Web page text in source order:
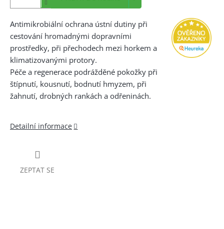
Antimikrobiální ochrana ústní dutiny při
cestování hromadnými dopravními
prostředky, při přechodech mezi horkem a
klimatizovanými protory.
Péče a regenerace podrážděné pokožky při
štípnutí, kousnutí, bodnutí hmyzem, při
žahnutí, drobných rankách a odřeninách.
Detailní informace
ZEPTAT SE